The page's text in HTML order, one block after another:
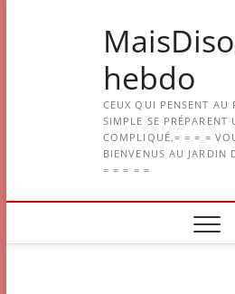
hebdo
CEUX QUI PENSENT AU
SIMPLE SE PRÉPARENT
COMPLIQUÉ.= = = =
BIENVENUS AU JARDIN
= = = = =